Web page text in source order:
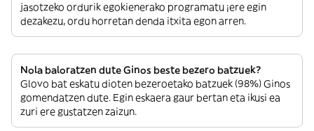
jasotzeko ordurik egokienerako programatu ¡ere egin
dezakezu, ordu horretan denda itxita egon arren.
Nola baloratzen dute Ginos beste bezero batzuek?
Glovo bat eskatu dioten bezeroetako batzuek (98%) Ginos
gomendatzen dute. Egin eskaera gaur bertan eta ikusi ea
zuri ere gustatzen zaizun.